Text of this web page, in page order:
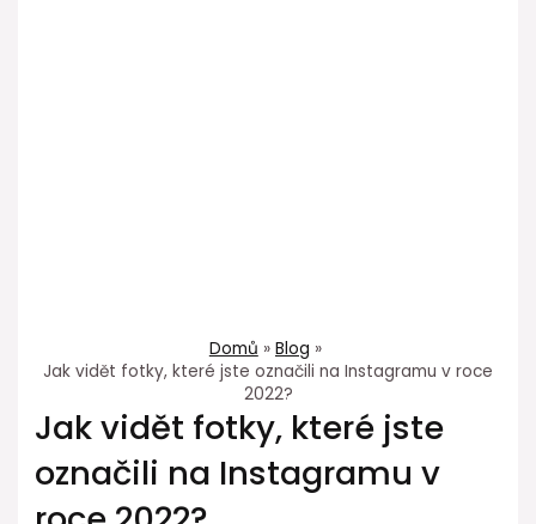
Domů
Blog
Jak vidět fotky, které jste označili na Instagramu v roce
2022?
Jak vidět fotky, které jste
označili na Instagramu v